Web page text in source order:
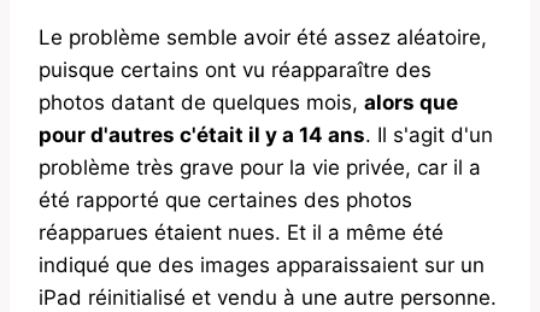
Le problème semble avoir été assez aléatoire,
puisque certains ont vu réapparaître des
photos datant de quelques mois, alors que
pour d'autres c'était il y a 14 ans. Il s'agit d'un
problème très grave pour la vie privée, car il a
été rapporté que certaines des photos
réapparues étaient nues. Et il a même été
indiqué que des images apparaissaient sur un
iPad réinitialisé et vendu à une autre personne.